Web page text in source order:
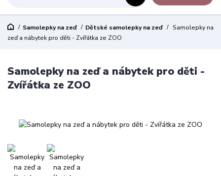
Samolepky na zeď Dětské samolepky na zeď
Samolepky na
zeď a nábytek pro děti - Zvířátka ze ZOO
Samolepky na zeď a nábytek pro děti -
Zvířátka ze ZOO